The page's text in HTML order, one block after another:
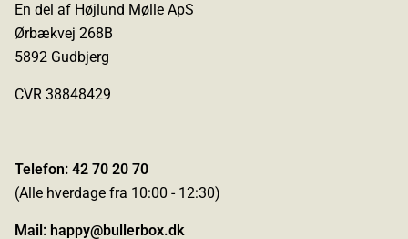
En del af Højlund Mølle ApS
Ørbækvej 268B
5892 Gudbjerg
CVR 38848429
Telefon: 42 70 20 70
(Alle hverdage fra 10:00 - 12:30)
Mail: happy@bullerbox.dk